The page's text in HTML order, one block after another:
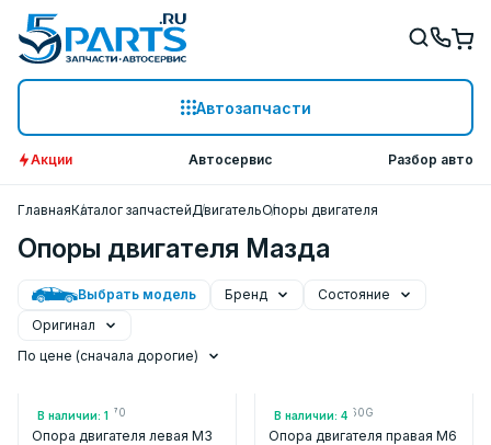
Автозапчасти
Акции Автосервис Разбор авто
ГлавнаяКаталог запчастейДвигательОпоры двигателя
Опоры двигателя Мазда
Выбрать модель Бренд
Состояние
Оригинал
По цене (сначала дорогие)
В наличии: 1
Арт.: BBP339070
Опора двигателя левая M3
В наличии: 4
Арт.: GS1G39060G
Опора двигателя правая M6